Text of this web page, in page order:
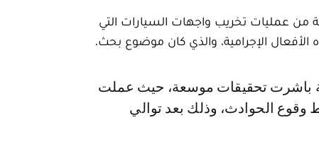
من عمليات تخريب واجهات السيارات التي
الأفعال الإجرامية، والذي كان موضوع بحث.
وقوع الحوادث، وذلك بعد توالي